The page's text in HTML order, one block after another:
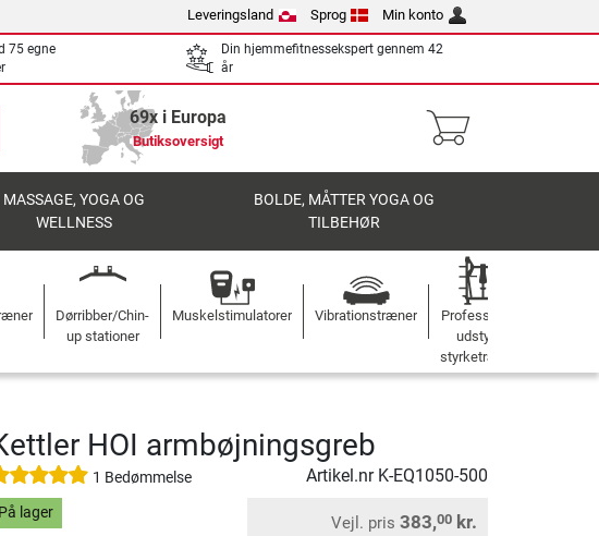
Leveringsland Sprog Min konto
75 egne
Din hjemmefitnessekspert gennem 42
år
69x i Europa
Butiksoversigt
MASSAGE, YOGA OG
WELLNESS
BOLDE, MÅTTER YOGA OG
TILBEHØR
Dørribber/Chin-
up stationer
Muskelstimulatorer Vibrationstræner
Professionelt
udstyr til
styrketræning
HOI armbøjningsgreb
1 Bedømmelse Artikel.nr K-EQ1050-500
På lager Vejl. pris 383,00 kr.